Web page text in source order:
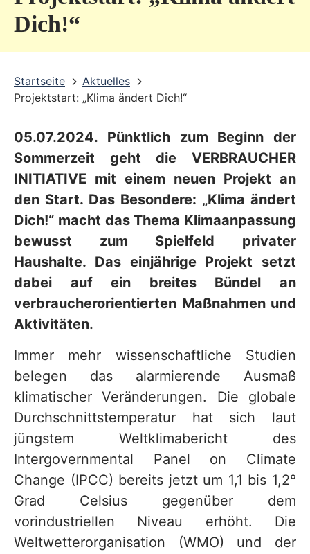
Dich!“
Startseite
Aktuelles
Projektstart: „Klima ändert Dich!“
05.07.2024. Pünktlich zum Beginn der
Sommerzeit geht die VERBRAUCHER
INITIATIVE mit einem neuen Projekt an
den Start. Das Besondere: „Klima ändert
Dich!“ macht das Thema Klimaanpassung
bewusst zum Spielfeld privater
Haushalte. Das einjährige Projekt setzt
dabei auf ein breites Bündel an
verbraucherorientierten Maßnahmen und
Aktivitäten.
Immer mehr wissenschaftliche Studien
belegen das alarmierende Ausmaß
klimatischer Veränderungen. Die globale
Durchschnittstemperatur hat sich laut
jüngstem Weltklimabericht des
Intergovernmental Panel on Climate
Change (IPCC) bereits jetzt um 1,1 bis 1,2°
Grad Celsius gegenüber dem
vorindustriellen Niveau erhöht. Die
Weltwetterorganisation (WMO) und der